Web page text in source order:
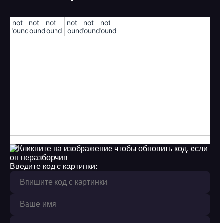
10
11
17
18
20
!not
found!
!not
found!
!not
found!
!not
found!
!not
found!
!not
found!
Введите код с картинки: